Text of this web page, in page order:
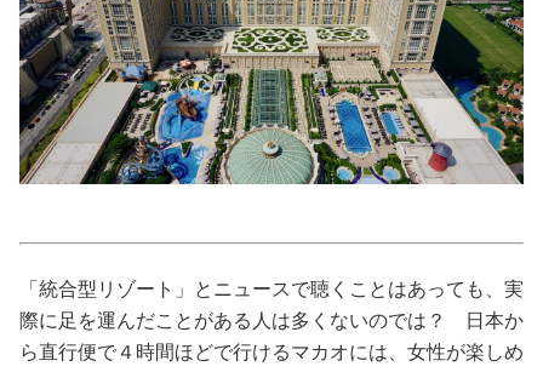
ココロ/カラダ
グルメ
カルチャー/エンタメ
占い
「統合型リゾート」とニュースで聴くことはあっても、実
際に足を運んだことがある人は多くないのでは？ 日本か
ら直行便で４時間ほどで行けるマカオには、女性が楽しめ